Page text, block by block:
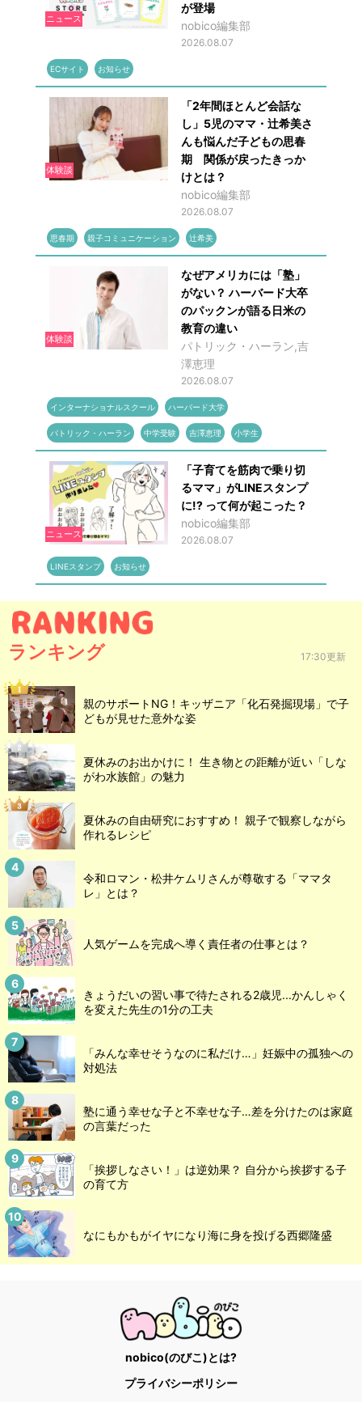
ニュース
が登場
nobico編集部
2026.08.07
ECサイト お知らせ
体験談
「2年間ほとんど会話な
し」5児のママ・辻希美さ
んも悩んだ子どもの思春
期 関係が戻ったきっか
けとは？
nobico編集部
2026.08.07
思春期 親子コミュニケーション 辻希美
体験談
なぜアメリカには「塾」
がない？ ハーバード大卒
のパックンが語る日米の
教育の違い
パトリック・ハーラン,吉
澤恵理
2026.08.07
インターナショナルスクール ハーバード大学
パトリック・ハーラン 中学受験 吉澤恵理 小学生
ニュース
「子育てを筋肉で乗り切
るママ」がLINEスタンプ
に!? って何が起こった？
nobico編集部
2026.08.07
LINEスタンプ お知らせ
ランキング 17:30更新
親のサポートNG！キッザニア「化石発掘現場」で子
どもが見せた意外な姿
夏休みのお出かけに！ 生き物との距離が近い「しな
がわ水族館」の魅力
夏休みの自由研究におすすめ！ 親子で観察しながら
作れるレシピ
令和ロマン・松井ケムリさんが尊敬する「ママタ
レ」とは？
人気ゲームを完成へ導く責任者の仕事とは？
きょうだいの習い事で待たされる2歳児...かんしゃく
を変えた先生の1分の工夫
「みんな幸せそうなのに私だけ…」妊娠中の孤独への
対処法
塾に通う幸せな子と不幸せな子…差を分けたのは家庭
の言葉だった
「挨拶しなさい！」は逆効果？ 自分から挨拶する子
の育て方
なにもかもがイヤになり海に身を投げる西郷隆盛
nobico(のびこ)とは?
プライバシーポリシー